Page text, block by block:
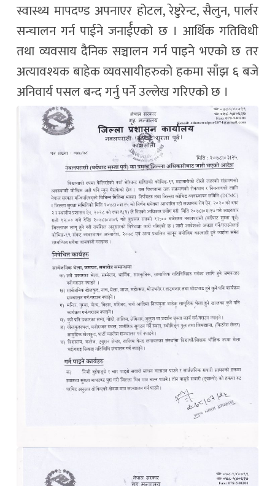
स्वास्थ्य मापदण्ड अपनाएर होटल, रेष्टुरेन्ट, सैलुन, पार्लर
सन्चालन गर्न पाईने जनार्ईएको छ । आर्थिक गतिविधी
तथा व्यवसाय दैनिक सञ्चालन गर्न पाइने भएको छ तर
अत्यावश्यक बाहेक व्यवसायीहरुको हकमा साँझ ६ बजे
अनिवार्य पसल बन्द गर्नु पर्ने उल्लेख गरिएको छ ।